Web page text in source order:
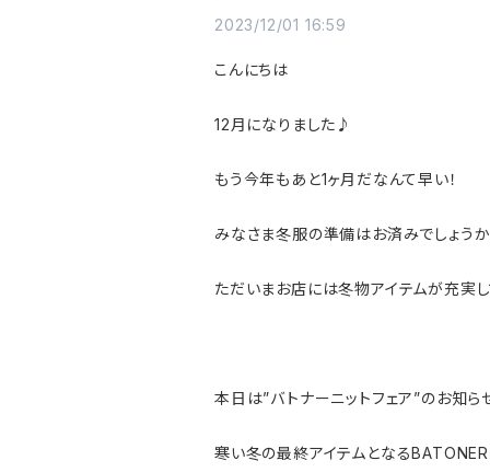
2023/12/01 16:59
こんにちは
12月になりました♪
もう今年もあと1ヶ月だなんて早い！
みなさま冬服の準備はお済みでしょうか
ただいまお店には冬物アイテムが充実し
本日は”バトナーニットフェア”のお知らせ
寒い冬の最終アイテムとなるBATONER